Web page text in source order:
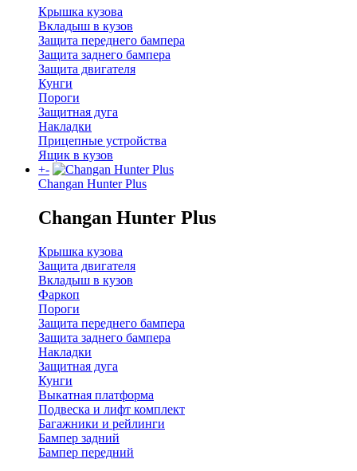
Крышка кузова
Вкладыш в кузов
Защита переднего бампера
Защита заднего бампера
Защита двигателя
Кунги
Пороги
Защитная дуга
Накладки
Прицепные устройства
Ящик в кузов
+-
Changan Hunter Plus
Changan Hunter Plus
Крышка кузова
Защита двигателя
Вкладыш в кузов
Фаркоп
Пороги
Защита переднего бампера
Защита заднего бампера
Накладки
Защитная дуга
Кунги
Выкатная платформа
Подвеска и лифт комплект
Багажники и рейлинги
Бампер задний
Бампер передний